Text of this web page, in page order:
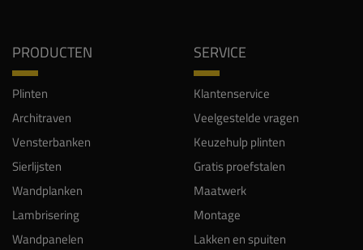
PRODUCTEN
Plinten
Architraven
Vensterbanken
Sierlijsten
Wandplanken
Lambrisering
Wandpanelen
SERVICE
Klantenservice
Veelgestelde vragen
Keuzehulp plinten
Gratis proefstalen
Maatwerk
Montage
Lakken en spuiten